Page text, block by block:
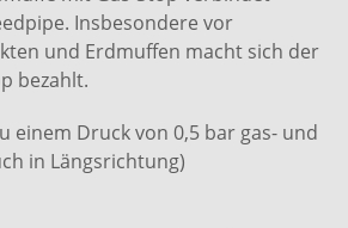
Insbesondere vor
und Erdmuffen macht sich der
bezahlt.
einem Druck von 0,5 bar gas- und
in Längsrichtung)